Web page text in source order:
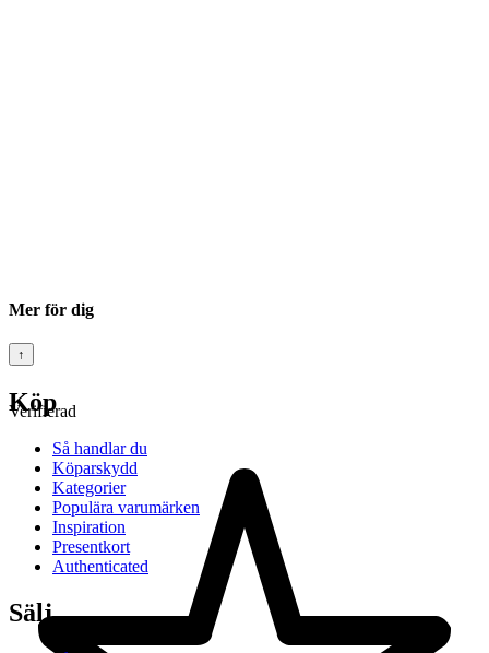
Verifierad
Mer för dig
↑
Köp
Så handlar du
Köparskydd
Kategorier
Populära varumärken
Inspiration
Presentkort
Authenticated
Sälj